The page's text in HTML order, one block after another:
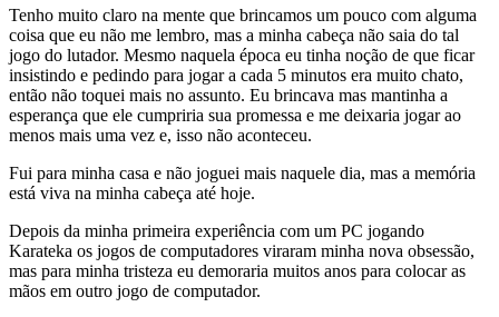
Tenho muito claro na mente que brincamos um pouco com alguma
coisa que eu não me lembro, mas a minha cabeça não saia do tal
jogo do lutador. Mesmo naquela época eu tinha noção de que ficar
insistindo e pedindo para jogar a cada 5 minutos era muito chato,
então não toquei mais no assunto. Eu brincava mas mantinha a
esperança que ele cumpriria sua promessa e me deixaria jogar ao
menos mais uma vez e, isso não aconteceu.
Fui para minha casa e não joguei mais naquele dia, mas a memória
está viva na minha cabeça até hoje.
Depois da minha primeira experiência com um PC jogando
Karateka os jogos de computadores viraram minha nova obsessão,
mas para minha tristeza eu demoraria muitos anos para colocar as
mãos em outro jogo de computador.